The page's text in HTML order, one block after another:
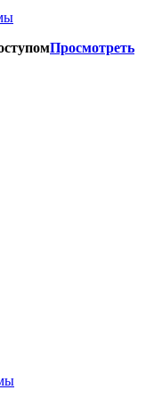
Просмотреть